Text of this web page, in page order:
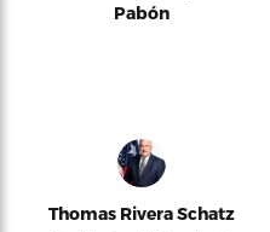
Pabón
Thomas Rivera Schatz